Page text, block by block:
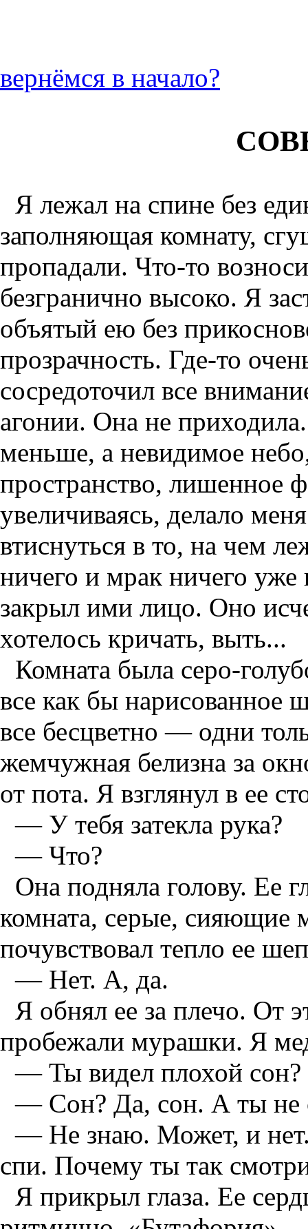
вернёмся в начало?
Я лежал на спине без
заполняющая комнату,
пропадали. Что-то
безгранично высоко. Я
объятый ею без
прозрачность. Где-то
сосредоточил все
агонии. Она не
меньше, а невидимое
пространство, лишенное
увеличиваясь, делало
втиснуться в то, на чем
ничего и мрак ничего
закрыл ими лицо. Оно
хотелось кричать, выть...
Комната была серо-
все как бы
все бесцветно — одни
жемчужная белизна за
от пота. Я взглянул в ее
— У тебя затекла рука?
— Что?
Она подняла голову. Ее
комната, серые,
почувствовал тепло ее
— Нет. А, да.
Я обнял ее за плечо. От
пробежали мурашки. Я
— Ты видел плохой сон?
— Сон? Да, сон. А ты не
— Не знаю. Может, и
спи. Почему ты так
Я прикрыл глаза. Ее